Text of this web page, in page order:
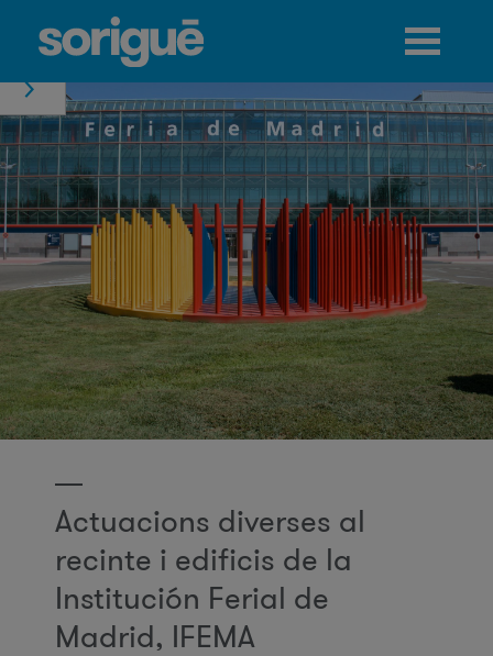
Jump to navigation
Actuacions diverses al
recinte i edificis de la
Institución Ferial de
Madrid, IFEMA
Menú